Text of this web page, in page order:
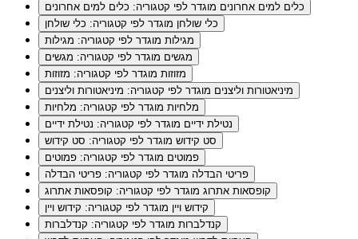
כלים למים אחרונים מוגדר לפי קטגוריה: כלים למים אחרונים
כלי שולחן מוגדר לפי קטגוריה: כלי שולחן
מגילות מוגדר לפי קטגוריה: מגילות
מגשים מוגדר לפי קטגוריה: מגשים
מזוזות מוגדר לפי קטגוריה: מזוזות
מיניאטורות וליצנים מוגדר לפי קטגוריה: מיניאטורות וליצנים
מלחיות מוגדר לפי קטגוריה: מלחיות
נטילת ידיים מוגדר לפי קטגוריה: נטילת ידיים
סט קידוש מוגדר לפי קטגוריה: סט קידוש
פמוטים מוגדר לפי קטגוריה: פמוטים
פריטי הבדלה מוגדר לפי קטגוריה: פריטי הבדלה
קופסאות אתרוג מוגדר לפי קטגוריה: קופסאות אתרוג
קידוש ויין מוגדר לפי קטגוריה: קידוש ויין
קנדלברות מוגדר לפי קטגוריה: קנדלברות